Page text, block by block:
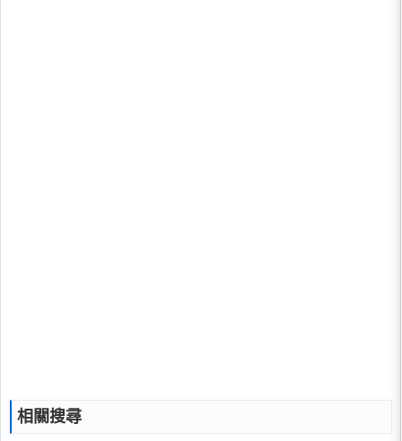
相關搜尋